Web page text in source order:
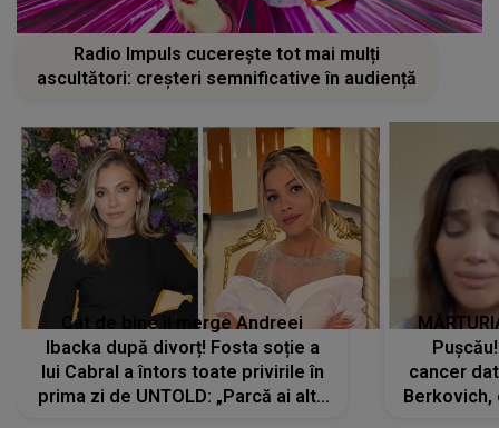
Radio Impuls cucerește tot mai mulți
ascultători: creșteri semnificative în audiență
Cât de bine îi merge Andreei
Ibacka după divorț! Fosta soție a
lui Cabral a întors toate privirile în
prima zi de UNTOLD: „Parcă ai altă
cancer
Berkovich,